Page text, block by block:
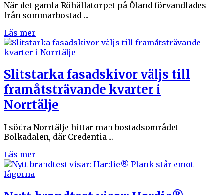
När det gamla Röhällatorpet på Öland förvandlades
från sommarbostad ...
Läs mer
Slitstarka fasadskivor väljs till
framåtsträvande kvarter i
Norrtälje
I södra Norrtälje hittar man bostadsområdet
Bolkadalen, där Credentia ...
Läs mer